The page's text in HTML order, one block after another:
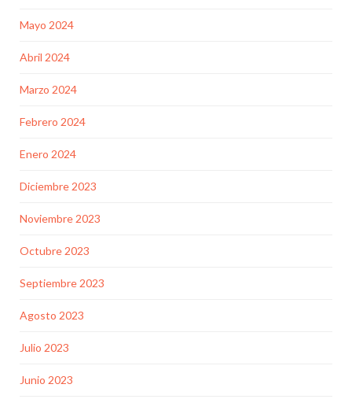
Mayo 2024
Abril 2024
Marzo 2024
Febrero 2024
Enero 2024
Diciembre 2023
Noviembre 2023
Octubre 2023
Septiembre 2023
Agosto 2023
Julio 2023
Junio 2023